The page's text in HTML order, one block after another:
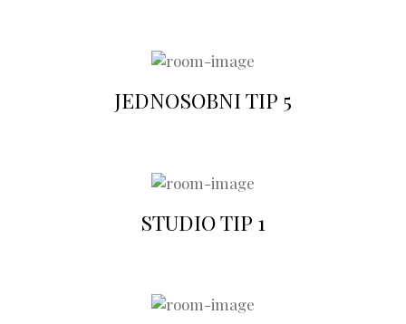
JEDNOSOBNI TIP 5
STUDIO TIP 1